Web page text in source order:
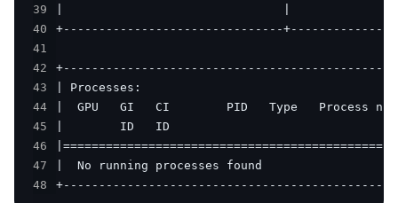
39
40
41
42
43
44
45
46
47
48